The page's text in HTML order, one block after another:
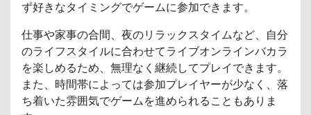
ず好きなタイミングでゲームに参加できます。
仕事や家事の合間、夜のリラックスタイムなど、自分
のライフスタイルに合わせてライブオンラインバカラ
を楽しめるため、無理なく継続してプレイできます。
また、時間帯によっては参加プレイヤーが少なく、落
ち着いた雰囲気でゲームを進められることもありま